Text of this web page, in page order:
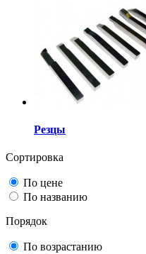
Резцы
Сортировка
По цене
По названию
Порядок
По возрастанию